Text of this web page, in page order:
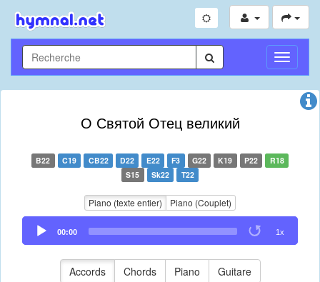
Toggle
О Святой Отец великий
B22 C19 CB22 D22 E22 F3 G22 K19 P22
R18
S15
Sk22 T22
Piano (texte entier) Piano (Couplet)
Audio
Player
00:00 1x
Accords Chords Piano Guitare